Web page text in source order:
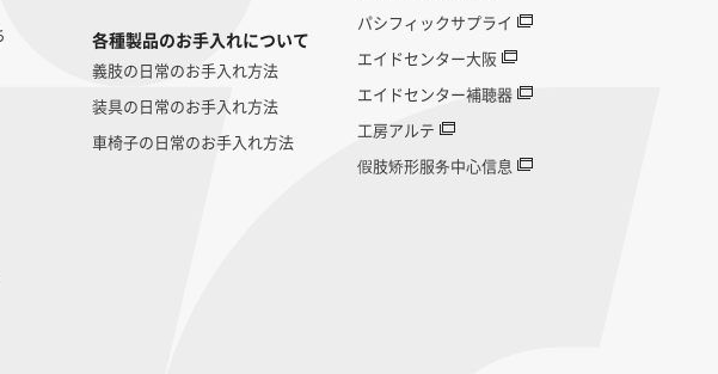
各種製品のお手入れについて
義肢の日常のお手入れ方法
装具の日常のお手入れ方法
車椅子の日常のお手入れ方法
パシフィックサプライ
エイドセンター大阪
エイドセンター補聴器
工房アルテ
假肢矫形服务中心信息